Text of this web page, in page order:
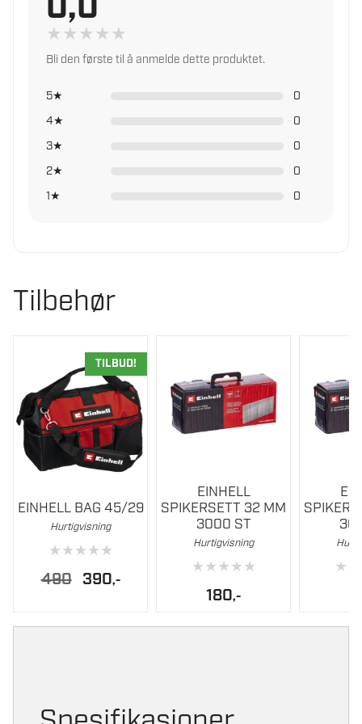
★★★★★
Bli den første til å anmelde dette produktet.
5★
0
4★
0
3★
0
2★
0
1★
0
Tilbehør
TILBUD!
EINHELL BAG 45/29
Hurtigvisning
★★★★★
490
Opprinnelig
490.
390Nåværende
390.
,-
EINHELL
SPIKERSETT 32 MM
3000 ST
Hurtigvisning
★★★★★
180,-
★